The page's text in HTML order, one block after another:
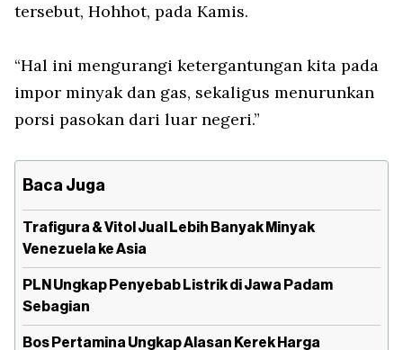
tersebut, Hohhot, pada Kamis.
“Hal ini mengurangi ketergantungan kita pada
impor minyak dan gas, sekaligus menurunkan
porsi pasokan dari luar negeri.”
Baca Juga
Trafigura & Vitol Jual Lebih Banyak Minyak
Venezuela ke Asia
PLN Ungkap Penyebab Listrik di Jawa Padam
Sebagian
Bos Pertamina Ungkap Alasan Kerek Harga